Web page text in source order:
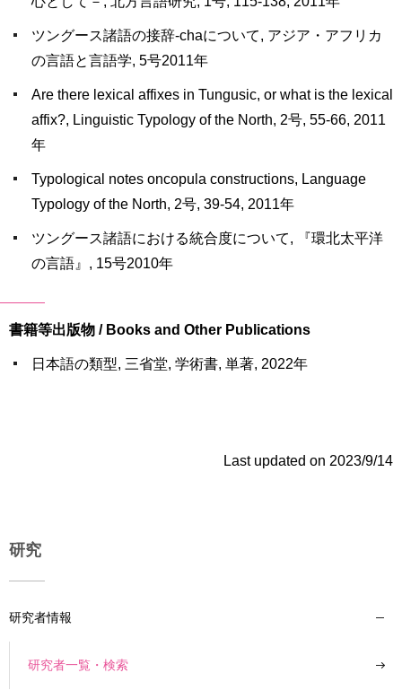
ツングース諸語の接辞-chaについて, アジア・アフリカ
の言語と言語学, 5号2011年
Are there lexical affixes in Tungusic, or what is the lexical
affix?, Linguistic Typology of the North, 2号, 55-66, 2011
年
Typological notes oncopula constructions, Language
Typology of the North, 2号, 39-54, 2011年
ツングース諸語における統合度について, 『環北太平洋
の言語』, 15号2010年
書籍等出版物 / Books and Other Publications
日本語の類型, 三省堂, 学術書, 単著, 2022年
Last updated on 2023/9/14
研究
研究者情報
研究者一覧・検索